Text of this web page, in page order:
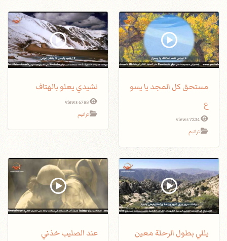
مستحق كل المجد يا يسو
ع
7234 views
ترانيم
نشيدي يعلو بالهتاف
6788 views
ترانيم
يللي بطول الرحلة معين عند الصليب خذني